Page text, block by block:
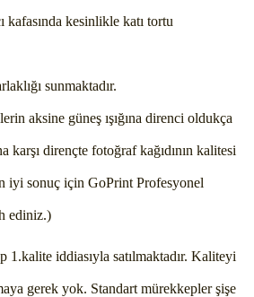
kafasında kesinlikle katı tortu
sunmaktadır.
aksine güneş ışığına direnci oldukça
karşı dirençte fotoğraf kağıdının kalitesi
iyi sonuç için GoPrint Profesyonel
ediniz.)
1.kalite iddiasıyla satılmaktadır. Kaliteyi
gerek yok. Standart mürekkepler şişe